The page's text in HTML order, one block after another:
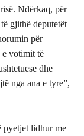
Ndërkaq, për
gjithë deputetët
për
e votimit të
dhe
nga ana e tyre”,
pyetjet lidhur me